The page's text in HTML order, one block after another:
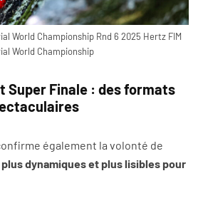
World Championship Rnd 6 2025 Hertz FIM
World Championship
Super Finale : des formats
également la volonté de
plus dynamiques et plus lisibles pour